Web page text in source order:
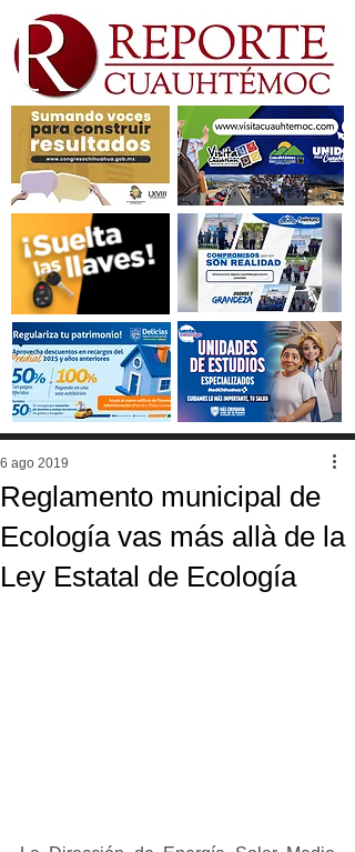
Reglamento municipal de
Ecología vas más allà de la
Ley Estatal de Ecología
6 ago 2019